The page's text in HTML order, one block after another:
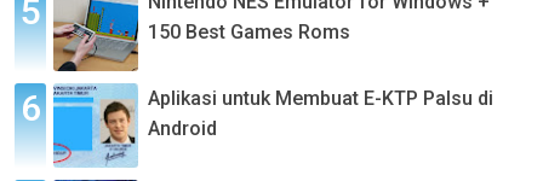
150 Best Games Roms
Aplikasi untuk Membuat E-KTP Palsu di
Android